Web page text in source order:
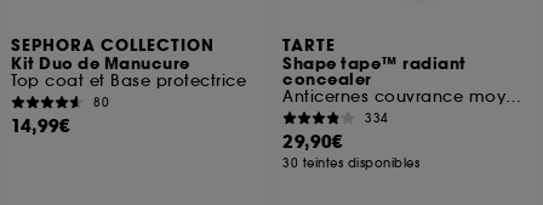
SEPHORA COLLECTION
Kit Duo de Manucure
Top coat et Base protectrice
80
14,99€
TARTE
Shape tape™ radiant
concealer
Anticernes couvrance moyenne et fini lumineux
334
29,90€
30 teintes disponibles